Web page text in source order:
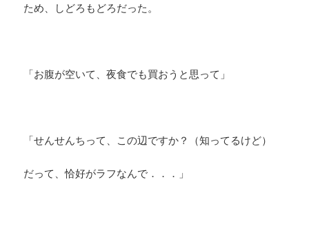
ため、しどろもどろだった。
「お腹が空いて、夜食でも買おうと思って」
「せんせんちって、この辺ですか？（知ってるけど）
だって、恰好がラフなんで．．．」